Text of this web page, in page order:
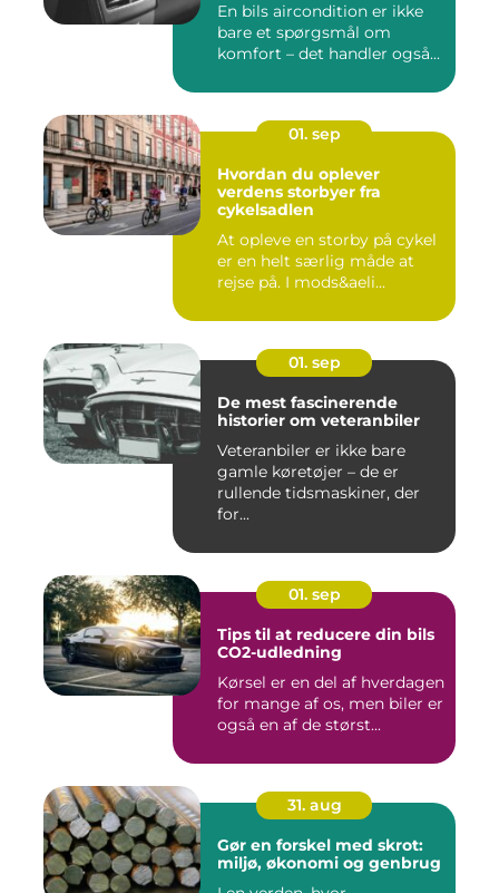
En bils aircondition er ikke
bare et spørgsmål om
komfort – det handler også...
01. sep
Hvordan du oplever
verdens storbyer fra
cykelsadlen
At opleve en storby på cykel
er en helt særlig måde at
rejse på. I mods&aeli...
01. sep
De mest fascinerende
historier om veteranbiler
Veteranbiler er ikke bare
gamle køretøjer – de er
rullende tidsmaskiner, der
for...
01. sep
Tips til at reducere din bils
CO2-udledning
Kørsel er en del af hverdagen
for mange af os, men biler er
også en af de størst...
31. aug
Gør en forskel med skrot:
miljø, økonomi og genbrug